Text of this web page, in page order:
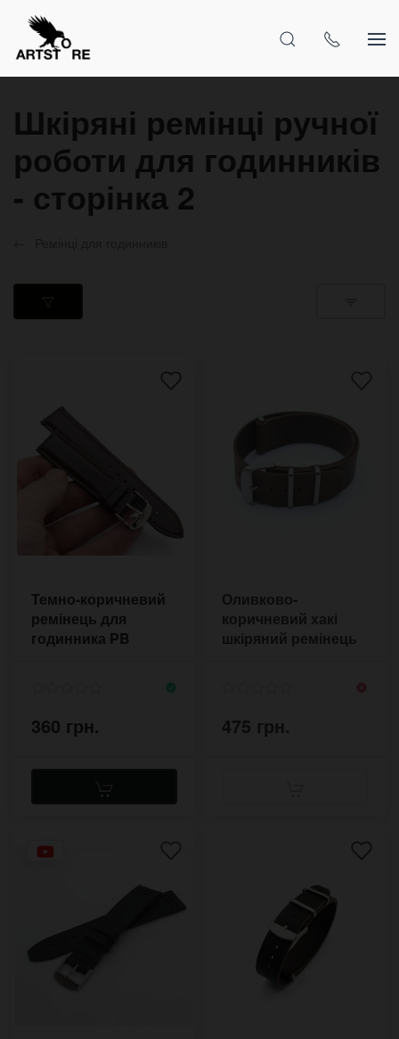
Шкіряні ремінці ручної
роботи для годинників
- сторінка 2
Темно-коричневий
ремінець для
годинника PB
360 грн.
Оливково-
коричневий хакі
шкіряний ремінець
475 грн.